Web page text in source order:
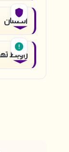
الضمان
راوبط